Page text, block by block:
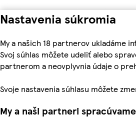
Nastavenia súkromia
My a našich 18 partnerov ukladáme
Svoj súhlas môžete udeliť alebo
partnerom a neovplyvnia údaje o
Svoje nastavenia súhlasu môžete
My a naši partneri